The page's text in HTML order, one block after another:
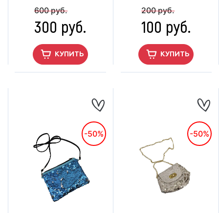
600 руб.
300 руб.
КУПИТЬ
200 руб.
100 руб.
КУПИТЬ
-50% -50%